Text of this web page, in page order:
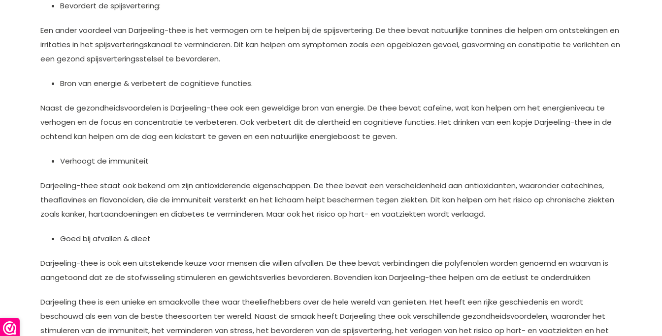
Bevordert de spijsvertering:
Een ander voordeel van Darjeeling-thee is het vermogen om te helpen bij de spijsvertering. De thee bevat natuurlijke tannines die helpen om ontstekingen en
irritaties in het spijsverteringskanaal te verminderen. Dit kan helpen om symptomen zoals een opgeblazen gevoel, gasvorming en constipatie te verlichten en
een gezond spijsverteringsstelsel te bevorderen.
Bron van energie & verbetert de cognitieve functies.
Naast de gezondheidsvoordelen is Darjeeling-thee ook een geweldige bron van energie. De thee bevat cafeïne, wat kan helpen om het energieniveau te
verhogen en de focus en concentratie te verbeteren. Ook verbetert dit de alertheid en cognitieve functies. Het drinken van een kopje Darjeeling-thee in de
ochtend kan helpen om de dag een kickstart te geven en een natuurlijke energieboost te geven.
Verhoogt de immuniteit
Darjeeling-thee staat ook bekend om zijn antioxiderende eigenschappen. De thee bevat een verscheidenheid aan antioxidanten, waaronder catechines,
theaflavines en flavonoïden, die de immuniteit versterkt en het lichaam helpt beschermen tegen ziekten. Dit kan helpen om het risico op chronische ziekten
zoals kanker, hartaandoeningen en diabetes te verminderen. Maar ook het risico op hart- en vaatziekten wordt verlaagd.
Goed bij afvallen & dieet
Darjeeling-thee is ook een uitstekende keuze voor mensen die willen afvallen. De thee bevat verbindingen die polyfenolen worden genoemd en waarvan is
aangetoond dat ze de stofwisseling stimuleren en gewichtsverlies bevorderen. Bovendien kan Darjeeling-thee helpen om de eetlust te onderdrukken
Darjeeling thee is een unieke en smaakvolle thee waar theeliefhebbers over de hele wereld van genieten. Het heeft een rijke geschiedenis en wordt
beschouwd als een van de beste theesoorten ter wereld. Naast de smaak heeft Darjeeling thee ook verschillende gezondheidsvoordelen, waaronder het
stimuleren van de immuniteit, het verminderen van stress, het bevorderen van de spijsvertering, het verlagen van het risico op hart- en vaatziekten en het